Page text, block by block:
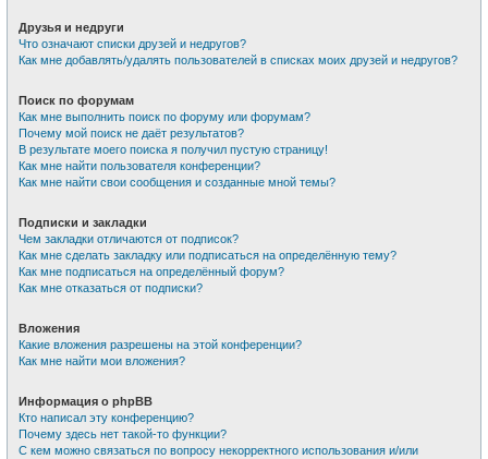
Друзья и недруги
Что означают списки друзей и недругов?
Как мне добавлять/удалять пользователей в списках моих друзей и недругов?
Поиск по форумам
Как мне выполнить поиск по форуму или форумам?
Почему мой поиск не даёт результатов?
В результате моего поиска я получил пустую страницу!
Как мне найти пользователя конференции?
Как мне найти свои сообщения и созданные мной темы?
Подписки и закладки
Чем закладки отличаются от подписок?
Как мне сделать закладку или подписаться на определённую тему?
Как мне подписаться на определённый форум?
Как мне отказаться от подписки?
Вложения
Какие вложения разрешены на этой конференции?
Как мне найти мои вложения?
Информация о phpBB
Кто написал эту конференцию?
Почему здесь нет такой-то функции?
С кем можно связаться по вопросу некорректного использования и/или